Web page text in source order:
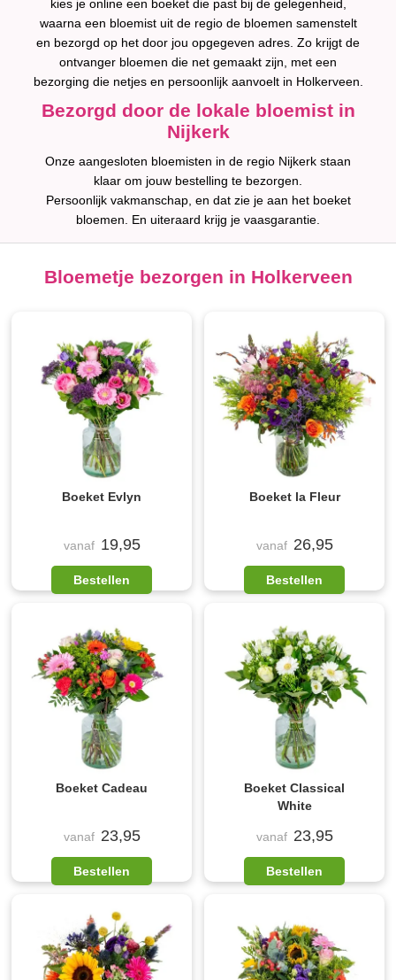
kies je online een boeket die past bij de gelegenheid,
waarna een bloemist uit de regio de bloemen samenstelt
en bezorgd op het door jou opgegeven adres. Zo krijgt de
ontvanger bloemen die net gemaakt zijn, met een
bezorging die netjes en persoonlijk aanvoelt in Holkerveen.
Bezorgd door de lokale bloemist in
Nijkerk
Onze aangesloten bloemisten in de regio Nijkerk staan
klaar om jouw bestelling te bezorgen.
Persoonlijk vakmanschap, en dat zie je aan het boeket
bloemen. En uiteraard krijg je vaasgarantie.
Bloemetje bezorgen in Holkerveen
Boeket Evlyn
vanaf 19,95
Bestellen
Boeket la Fleur
vanaf 26,95
Bestellen
Boeket Cadeau
vanaf 23,95
Bestellen
Boeket Classical
White
vanaf 23,95
Bestellen